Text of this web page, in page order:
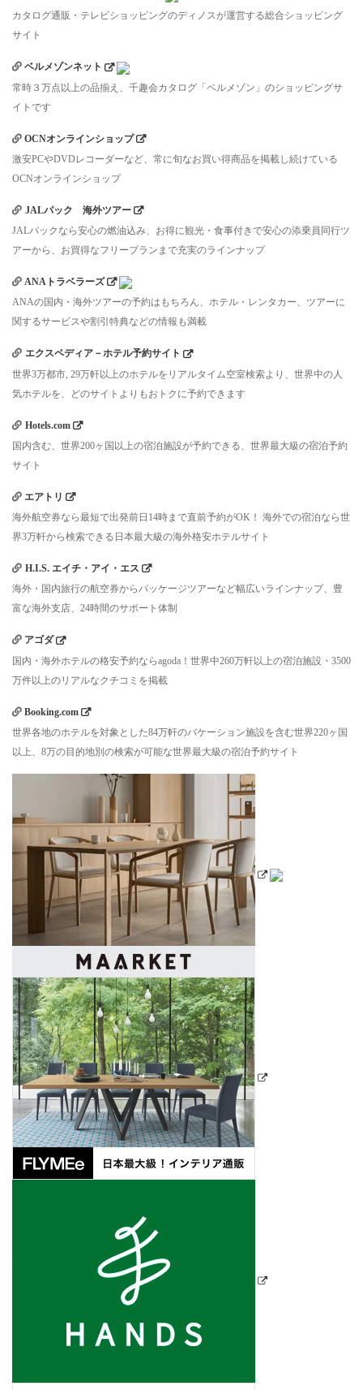
カタログ通販・テレビショッピングのディノスが運営する総合ショッピング
サイト
ベルメゾンネット
常時３万点以上の品揃え、千趣会カタログ「ベルメゾン」のショッピングサ
イトです
OCNオンラインショップ
激安PCやDVDレコーダーなど、常に旬なお買い得商品を掲載し続けている
OCNオンラインショップ
JALパック 海外ツアー
JALパックなら安心の燃油込み、お得に観光・食事付きで安心の添乗員同行ツ
アーから、お買得なフリープランまで充実のラインナップ
ANAトラベラーズ
ANAの国内・海外ツアーの予約はもちろん、ホテル・レンタカー、ツアーに
関するサービスや割引特典などの情報も満載
エクスペディア－ホテル予約サイト
世界3万都市, 29万軒以上のホテルをリアルタイム空室検索より、世界中の人
気ホテルを、どのサイトよりもおトクに予約できます
Hotels.com
国内含む、世界200ヶ国以上の宿泊施設が予約できる、世界最大級の宿泊予約
サイト
エアトリ
海外航空券なら最短で出発前日14時まで直前予約がOK！ 海外での宿泊なら世
界3万軒から検索できる日本最大級の海外格安ホテルサイト
H.I.S. エイチ・アイ・エス
海外・国内旅行の航空券からパッケージツアーなど幅広いラインナップ、豊
富な海外支店、24時間のサポート体制
アゴダ
国内・海外ホテルの格安予約ならagoda！世界中260万軒以上の宿泊施設・3500
万件以上のリアルなクチコミを掲載
Booking.com
世界各地のホテルを対象とした84万軒のバケーション施設を含む世界220ヶ国
以上、8万の目的地別の検索が可能な世界最大級の宿泊予約サイト